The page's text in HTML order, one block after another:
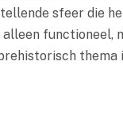
sfeer die
functioneel,